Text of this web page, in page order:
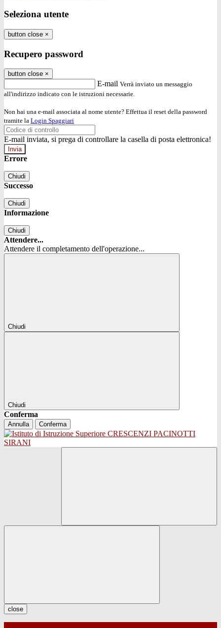
Seleziona utente
button close ×
Recupero password
button close ×
E-mail Verrà inviato un messaggio
all'indirizzo indicato con le istruzioni necessarie.
Non hai una e-mail associata al nome utente? Effettua il reset della password
tramite la Login Spaggiari
E-mail inviata, si prega di controllare la casella di posta elettronica!
Errore
Chiudi
Successo
Chiudi
Informazione
Chiudi
Attendere...
Attendere il completamento dell'operazione...
Chiudi
Chiudi
Conferma
Annulla Conferma
close